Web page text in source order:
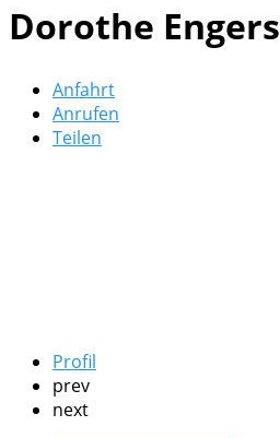
Dorothe Engers
Anfahrt
Anrufen
Teilen
Profil
prev
next